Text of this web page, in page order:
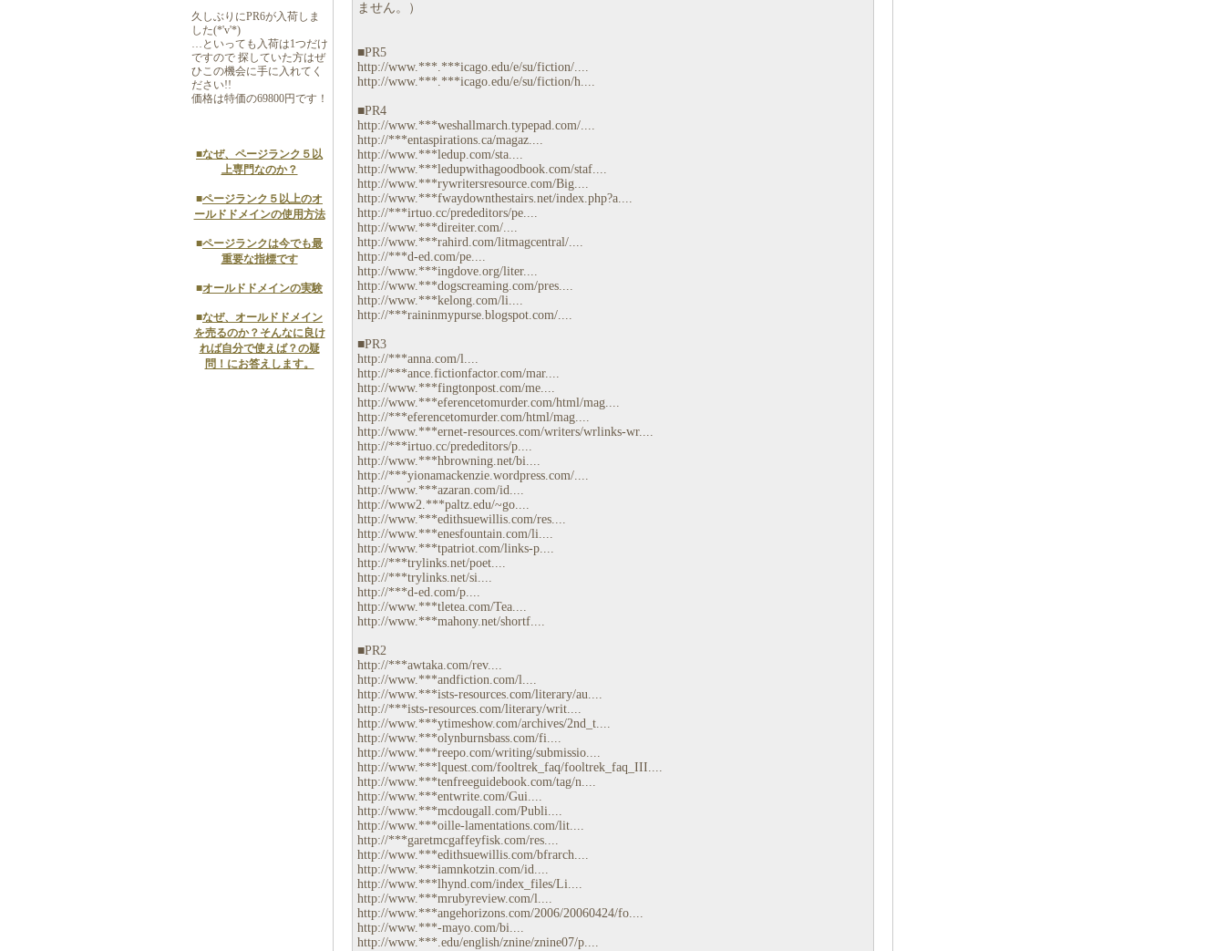
久しぶりにPR6が入荷しま
した(*'v'*)
…といっても入荷は1つだけ
ですので 探していた方はぜ
ひこの機会に手に入れてく
ださい!!
価格は特価の69800円です！
■なぜ、ページランク５以
上専門なのか？
■ページランク５以上のオ
ールドドメインの使用方法
■ページランクは今でも最
重要な指標です
■オールドドメインの実験
■なぜ、オールドドメイン
を売るのか？そんなに良け
れば自分で使えば？の疑
問！にお答えします。
ません。）
■PR5
http://www.***.***icago.edu/e/su/fiction/....
http://www.***.***icago.edu/e/su/fiction/h....
■PR4
http://www.***weshallmarch.typepad.com/....
http://***entaspirations.ca/magaz....
http://www.***ledup.com/sta....
http://www.***ledupwithagoodbook.com/staf....
http://www.***rywritersresource.com/Big....
http://www.***fwaydownthestairs.net/index.php?a....
http://***irtuo.cc/prededitors/pe....
http://www.***direiter.com/....
http://www.***rahird.com/litmagcentral/....
http://***d-ed.com/pe....
http://www.***ingdove.org/liter....
http://www.***dogscreaming.com/pres....
http://www.***kelong.com/li....
http://***raininmypurse.blogspot.com/....
■PR3
http://***anna.com/l....
http://***ance.fictionfactor.com/mar....
http://www.***fingtonpost.com/me....
http://www.***eferencetomurder.com/html/mag....
http://***eferencetomurder.com/html/mag....
http://www.***ernet-resources.com/writers/wrlinks-wr....
http://***irtuo.cc/prededitors/p....
http://www.***hbrowning.net/bi....
http://***yionamackenzie.wordpress.com/....
http://www.***azaran.com/id....
http://www2.***paltz.edu/~go....
http://www.***edithsuewillis.com/res....
http://www.***enesfountain.com/li....
http://www.***tpatriot.com/links-p....
http://***trylinks.net/poet....
http://***trylinks.net/si....
http://***d-ed.com/p....
http://www.***tletea.com/Tea....
http://www.***mahony.net/shortf....
■PR2
http://***awtaka.com/rev....
http://www.***andfiction.com/l....
http://www.***ists-resources.com/literary/au....
http://***ists-resources.com/literary/writ....
http://www.***ytimeshow.com/archives/2nd_t....
http://www.***olynburnsbass.com/fi....
http://www.***reepo.com/writing/submissio....
http://www.***lquest.com/fooltrek_faq/fooltrek_faq_III....
http://www.***tenfreeguidebook.com/tag/n....
http://www.***entwrite.com/Gui....
http://www.***mcdougall.com/Publi....
http://www.***oille-lamentations.com/lit....
http://***garetmcgaffeyfisk.com/res....
http://www.***edithsuewillis.com/bfrarch....
http://www.***iamnkotzin.com/id....
http://www.***lhynd.com/index_files/Li....
http://www.***mrubyreview.com/l....
http://www.***angehorizons.com/2006/20060424/fo....
http://www.***-mayo.com/bi....
http://www.***.edu/english/znine/znine07/p....